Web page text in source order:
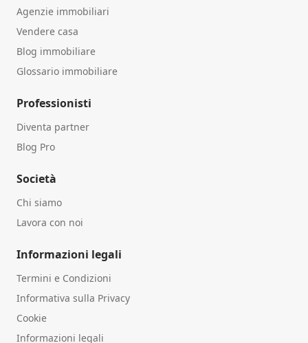
Agenzie immobiliari
Vendere casa
Blog immobiliare
Glossario immobiliare
Professionisti
Diventa partner
Blog Pro
Società
Chi siamo
Lavora con noi
Informazioni legali
Termini e Condizioni
Informativa sulla Privacy
Cookie
Informazioni legali